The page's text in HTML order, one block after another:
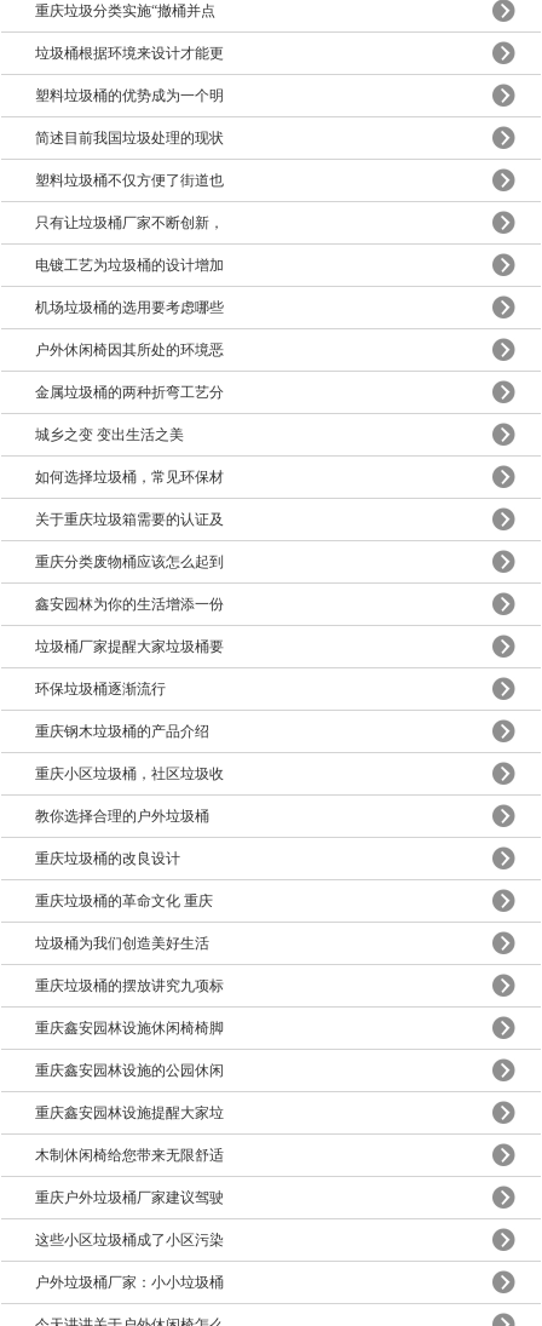
重庆垃圾分类实施“撤桶并点
垃圾桶根据环境来设计才能更
塑料垃圾桶的优势成为一个明
简述目前我国垃圾处理的现状
塑料垃圾桶不仅方便了街道也
只有让垃圾桶厂家不断创新，
电镀工艺为垃圾桶的设计增加
机场垃圾桶的选用要考虑哪些
户外休闲椅因其所处的环境恶
金属垃圾桶的两种折弯工艺分
城乡之变 变出生活之美
如何选择垃圾桶，常见环保材
关于重庆垃圾箱需要的认证及
重庆分类废物桶应该怎么起到
鑫安园林为你的生活增添一份
垃圾桶厂家提醒大家垃圾桶要
环保垃圾桶逐渐流行
重庆钢木垃圾桶的产品介绍
重庆小区垃圾桶，社区垃圾收
教你选择合理的户外垃圾桶
重庆垃圾桶的改良设计
重庆垃圾桶的革命文化 重庆
垃圾桶为我们创造美好生活
重庆垃圾桶的摆放讲究九项标
重庆鑫安园林设施休闲椅椅脚
重庆鑫安园林设施的公园休闲
重庆鑫安园林设施提醒大家垃
木制休闲椅给您带来无限舒适
重庆户外垃圾桶厂家建议驾驶
这些小区垃圾桶成了小区污染
户外垃圾桶厂家：小小垃圾桶